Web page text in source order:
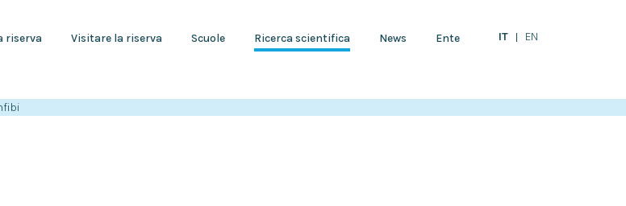
riserva Visitare la riserva Scuole Ricerca scientifica News Ente IT EN